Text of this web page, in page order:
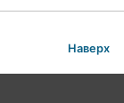
Наверх